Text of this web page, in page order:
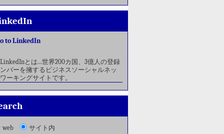
to LinkedIn
とは...世界200カ国、3億人の登録
ンバーを擁するビジネスソーシャルネッ
ワーキングサイトです。
web サイト内